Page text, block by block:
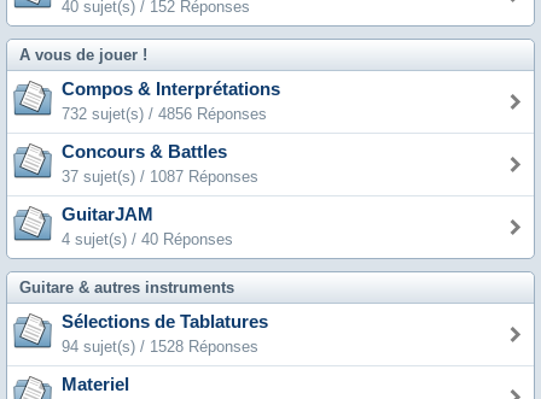
40 sujet(s) / 152 Réponses
A vous de jouer !
Compos & Interprétations
732 sujet(s) / 4856 Réponses
Concours & Battles
37 sujet(s) / 1087 Réponses
GuitarJAM
4 sujet(s) / 40 Réponses
Guitare & autres instruments
Sélections de Tablatures
94 sujet(s) / 1528 Réponses
Materiel